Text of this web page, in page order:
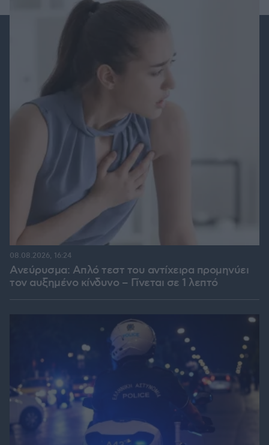
Ανεύρυσμα: Απλό τεστ του αντίχειρα προμηνύει
τον αυξημένο κίνδυνο – Γίνεται σε 1 λεπτό
08.08.2026, 16:24